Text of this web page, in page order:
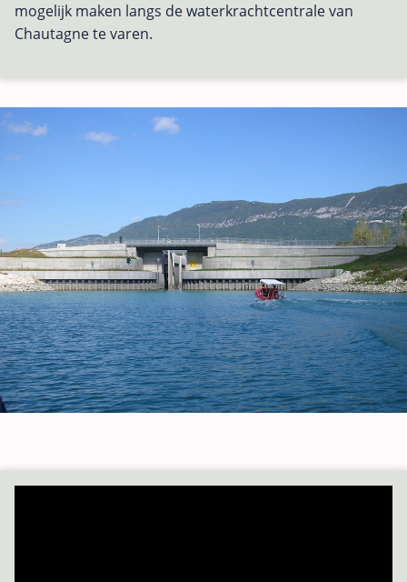
mogelijk maken langs de waterkrachtcentrale van
Chautagne te varen.